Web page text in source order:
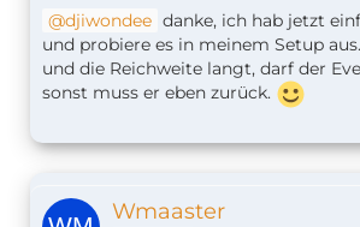
djiwondee danke, ich hab jetzt
und probiere es in meinem Setup
und die Reichweite langt, darf der
sonst muss er eben zurück.
Wmaaster